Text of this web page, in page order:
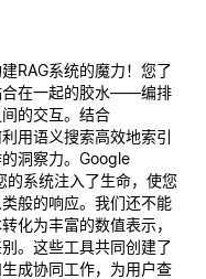
RAG系统的魔力！您了
合在一起的胶水——编排
的交互。结合
用语义搜索高效地索引
洞察力。Google
系统注入了生命，使您
般的响应。我们还不能
化为丰富的数值表示，
。这些工具共同创建了
成协同工作，为用户查